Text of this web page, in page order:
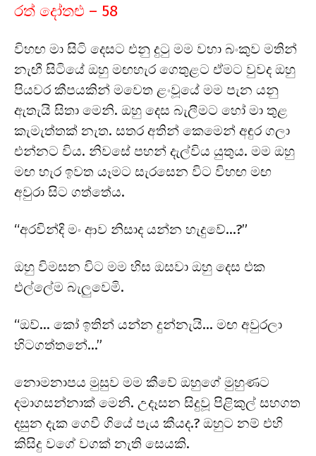
රත් දෝතළු – 58
විහඟ මා සිටි දෙසට එනු දුටු මම වහා බංකුව මතින්
නැඟී සිටියේ ඔහු මඟහැර ගෙතුළට ඒමට වුවද ඔහු
පියවර කීපයකින් මවෙත ළංවූයේ මම පැන යනු
ඇතැයි සිතා මෙනි. ඔහු දෙස බැලීමට හෝ මා තුළ
කැමැත්තක් නැත. සතර අතින් කෙමෙන් අඳුර ගලා
එන්නට විය. නිවසේ පහන් දැල්විය යුතුය. මම ඔහු
මඟ හැර ඉවත යෑමට සැරසෙන විට විහඟ මඟ
අවුරා සිට ගත්තේය.
“අරවින්දි මං ආව නිසාද යන්න හැදුවේ…?”
ඔහු විමසන විට මම හිස ඔසවා ඔහු දෙස එක
එල්ලේම බැලුවෙමි.
“ඔව්… කෝ ඉතින් යන්න දුන්නැයි… මඟ අවුරලා
හිටගත්තනේ…”
නොමනාපය මුසුව මම කීවේ ඔහුගේ මුහුණට
දමාගසන්නාක් මෙනි. උදෑසන සිදුවූ පිළිකුල් සහගත
දසුන දැක ගෙවී ගියේ පැය කීයද.? ඔහුට නම් එහි
කිසිදු වගේ වගක් නැති සෙයකි.